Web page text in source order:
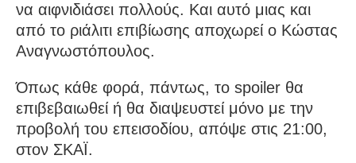
να αιφνιδιάσει πολλούς. Και αυτό μιας και
από το ριάλιτι επιβίωσης αποχωρεί ο Κώστας
Αναγνωστόπουλος.
Όπως κάθε φορά, πάντως, το spoiler θα
επιβεβαιωθεί ή θα διαψευστεί μόνο με την
προβολή του επεισοδίου, απόψε στις 21:00,
στον ΣΚΑΪ.